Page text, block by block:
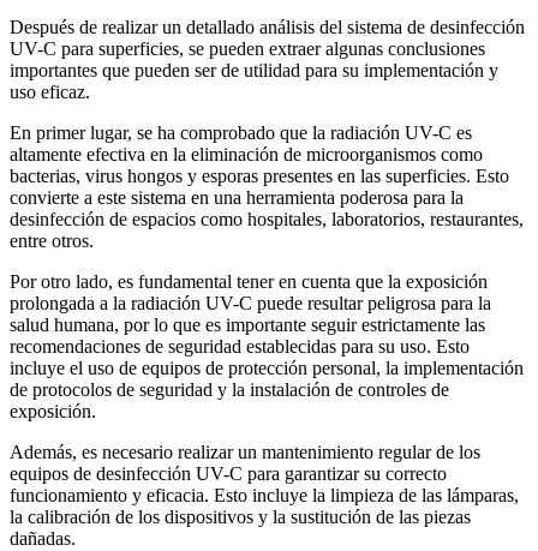
Después de realizar un detallado análisis del sistema de desinfección
UV-C para superficies, se pueden extraer algunas conclusiones
importantes que pueden ser de utilidad para su implementación y
uso eficaz.
En primer lugar, se ha comprobado que la radiación UV-C es
altamente efectiva en la eliminación de microorganismos como
bacterias, virus hongos y esporas presentes en las superficies. Esto
convierte a este sistema en una herramienta poderosa para la
desinfección de espacios como hospitales, laboratorios, restaurantes,
entre otros.
Por otro lado, es fundamental tener en cuenta que la exposición
prolongada a la radiación UV-C puede resultar peligrosa para la
salud humana, por lo que es importante seguir estrictamente las
recomendaciones de seguridad establecidas para su uso. Esto
incluye el uso de equipos de protección personal, la implementación
de protocolos de seguridad y la instalación de controles de
exposición.
Además, es necesario realizar un mantenimiento regular de los
equipos de desinfección UV-C para garantizar su correcto
funcionamiento y eficacia. Esto incluye la limpieza de las lámparas,
la calibración de los dispositivos y la sustitución de las piezas
dañadas.